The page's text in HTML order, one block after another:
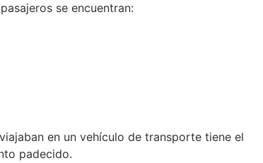
se encuentran:
en un vehículo de transporte tiene el
padecido.